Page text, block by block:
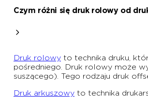
Czym różni się druk rolowy od
Druk rolowy to technika druku,
pośredniego. Druk rolowy może
suszącego). Tego rodzaju druk
Druk arkuszowy to technika